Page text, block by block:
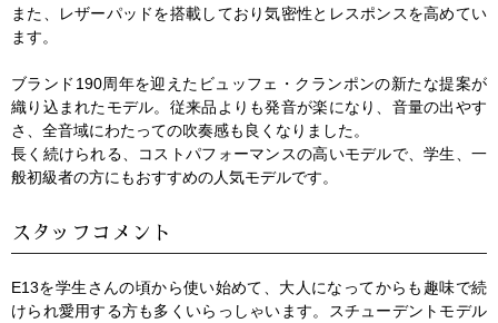
また、レザーパッドを搭載しており気密性とレスポンスを高めてい
ます。
ブランド190周年を迎えたビュッフェ・クランポンの新たな提案が
織り込まれたモデル。従来品よりも発音が楽になり、音量の出やす
さ、全音域にわたっての吹奏感も良くなりました。
長く続けられる、コストパフォーマンスの高いモデルで、学生、一
般初級者の方にもおすすめの人気モデルです。
スタッフコメント
E13を学生さんの頃から使い始めて、大人になってからも趣味で続
けられ愛用する方も多くいらっしゃいます。スチューデントモデル